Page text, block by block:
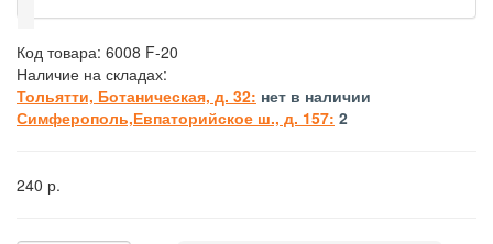
Код товара: 6008 F-20
Наличие на складах:
Тольятти, Ботаническая, д. 32: нет в наличии
Симферополь,Евпаторийское ш., д. 157: 2
240 р.